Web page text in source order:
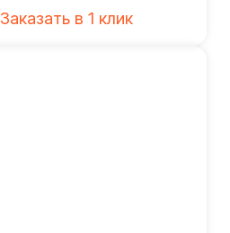
Заказать в 1 клик